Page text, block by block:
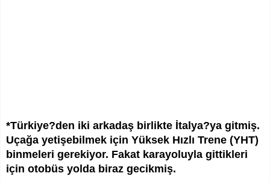
*Türkiye?den iki arkadaş birlikte İtalya?ya gitmiş.
Uçağa yetişebilmek için Yüksek Hızlı Trene (YHT)
binmeleri gerekiyor. Fakat karayoluyla gittikleri
için otobüs yolda biraz gecikmiş.